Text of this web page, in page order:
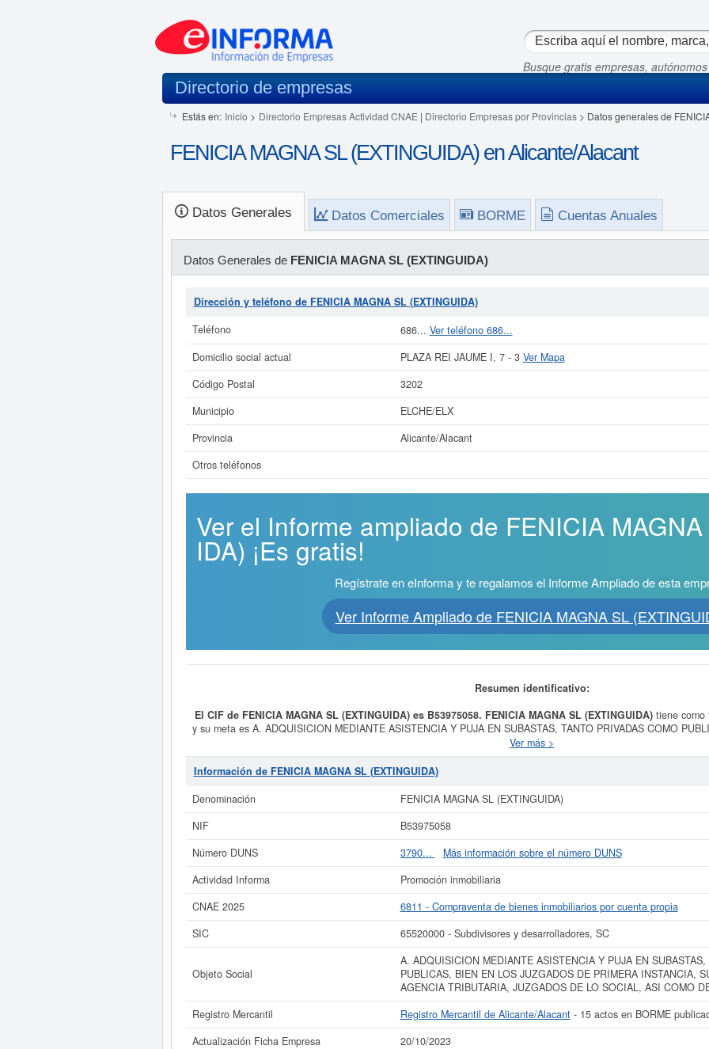
Busque gratis empresas,
Directorio de empresas
Estás en: Inicio > Directorio Empresas Actividad CNAE | Directorio Empresas por Provincias> Datos generales de
FENICIA MAGNA SL (EXTINGUIDA) en Alicante/Alacant
Datos Generales Datos Comerciales BORME Cuentas Anuales
Datos Generales de FENICIA MAGNA SL (EXTINGUIDA)
Dirección y teléfono de FENICIA MAGNA SL (EXTINGUIDA)
Teléfono
686... Ver teléfono 686...
Domicilio social actual
PLAZA REI JAUME I, 7 - 3 Ver Mapa
Código Postal
3202
Municipio
ELCHE/ELX
Provincia
Alicante/Alacant
Otros teléfonos
Ver el Informe ampliado de FENICIA
IDA) ¡Es gratis!
Regístrate en eInforma y te regalamos el Informe Ampliado de esta
Ver Informe Ampliado de FENICIA MAGNA SL
Resumen identificativo:
El CIF de FENICIA MAGNA SL (EXTINGUIDA) es B53975058. FENICIA MAGNA SL (EXTINGUIDA)tiene como
y su meta es A. ADQUISICION MEDIANTE ASISTENCIA Y PUJA EN SUBASTAS, TANTO PRIVADAS COMO
PRIMERA INSTANCIA, SUMA, SEGURIDAD SOCIAL, AGENCIA TRIBUTARIA, JUZGADOS DE LO SOCIAL,
clasifica dentro de la categoría del CNAE 6811 - Compraventa de bienes inmobiliarios por cuenta propia.
con el número de SIC 65520000, correspondiente a la actividad de Subdivisores y desarrolladores, SC. La
23/07/2020. La ficha se ha consultado hasta 15 veces. Para documentarse que tipo de subvenciones puede
puede hacerlo aquí. El capital social en la que esta empresa está situada es aproximadamente mayor de
Alicante/Alacant aparece esta empresa inscrita, además hay 15 actos publicado en el
Si está interesado en conocer más datos de la empresa FENICIA MAGNA SL (EXTINGUIDA) puede
de FENICIA MAGNA SL (EXTINGUIDA) y consultar los resultados de sus años de actividad, así como los
La última actualización del informe de empresa se ha realizado el 20/10/2023.
Ver más >
Información de FENICIA MAGNA SL (EXTINGUIDA)
Denominación
FENICIA MAGNA SL (EXTINGUIDA)
NIF
B53975058
Número DUNS
3790...
Más información sobre el número DUNS
Actividad Informa
Promoción inmobiliaria
CNAE 2025
6811 - Compraventa de bienes inmobiliarios por cuenta propia
SIC
65520000 - Subdivisores y desarrolladores, SC
Objeto Social
A. ADQUISICION MEDIANTE ASISTENCIA Y PUJA EN SUBASTAS,
PUBLICAS, BIEN EN LOS JUZGADOS DE PRIMERA INSTANCIA,
AGENCIA TRIBUTARIA, JUZGADOS DE LO SOCIAL, ASI COMO
Registro Mercantil
Registro Mercantil de Alicante/Alacant- 15 actos en BORME
Actualización Ficha Empresa
20/10/2023